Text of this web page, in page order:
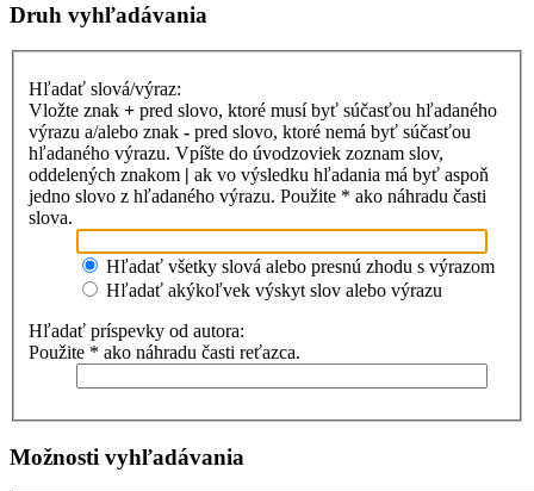
Druh vyhľadávania
Hľadať slová/výraz:
Vložte znak + pred slovo, ktoré musí byť súčasťou hľadaného
výrazu a/alebo znak - pred slovo, ktoré nemá byť súčasťou
hľadaného výrazu. Vpíšte do úvodzoviek zoznam slov,
oddelených znakom | ak vo výsledku hľadania má byť aspoň
jedno slovo z hľadaného výrazu. Použite * ako náhradu časti
slova.
Hľadať všetky slová alebo presnú zhodu s výrazom
Hľadať akýkoľvek výskyt slov alebo výrazu
Hľadať príspevky od autora:
Použite * ako náhradu časti reťazca.
Možnosti vyhľadávania